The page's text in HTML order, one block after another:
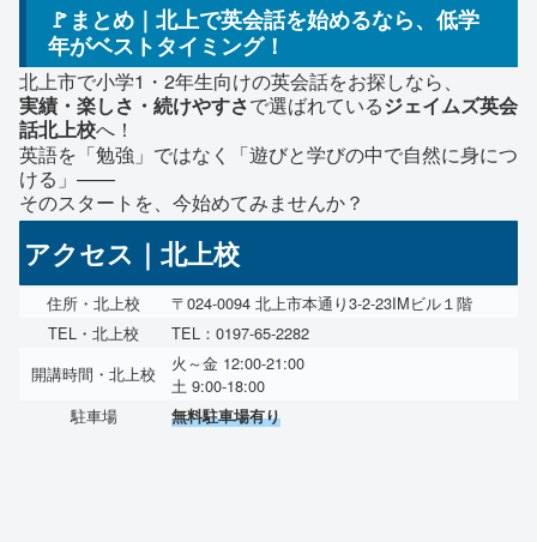
🚩まとめ｜北上で英会話を始めるなら、低学
年がベストタイミング！
北上市で小学1・2年生向けの英会話をお探しなら、
実績・楽しさ・続けやすさで選ばれているジェイムズ英会
話北上校へ！
英語を「勉強」ではなく「遊びと学びの中で自然に身につ
ける」——
そのスタートを、今始めてみませんか？
アクセス｜北上校
住所・北上校
〒024-0094 北上市本通り3-2-23IMビル１階
TEL・北上校
TEL：0197-65-2282
開講時間・北上校
火～金 12:00-21:00
土 9:00-18:00
駐車場
無料駐車場有り